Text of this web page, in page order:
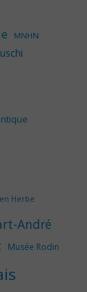
MNHN
Herbe
André
Musée Rodin